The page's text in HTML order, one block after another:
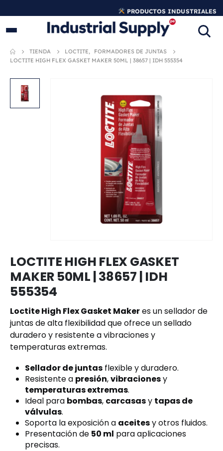
PRODUCTOS INDUSTRIALES
ORIGINALES
TIENDA LOCTITE,
FORMADORES DE JUNTAS
LOCTITE HIGH FLEX GASKET MAKER 50ML | 38657 | IDH 555354
LOCTITE HIGH FLEX GASKET
MAKER 50ML | 38657 | IDH
555354
Loctite High Flex Gasket Makeres un sellador de
juntas de alta flexibilidad que ofrece un sellado
duradero y resistente a vibraciones y
temperaturas extremas.
Sellador de juntas flexible y duradero.
Resistente a presión,vibracionesy
temperaturas extremas.
Ideal para bombas, carcasasy tapas de
válvulas.
Soporta la exposición a aceitesy otros fluidos.
Presentación de 50 ml para aplicaciones
precisas.